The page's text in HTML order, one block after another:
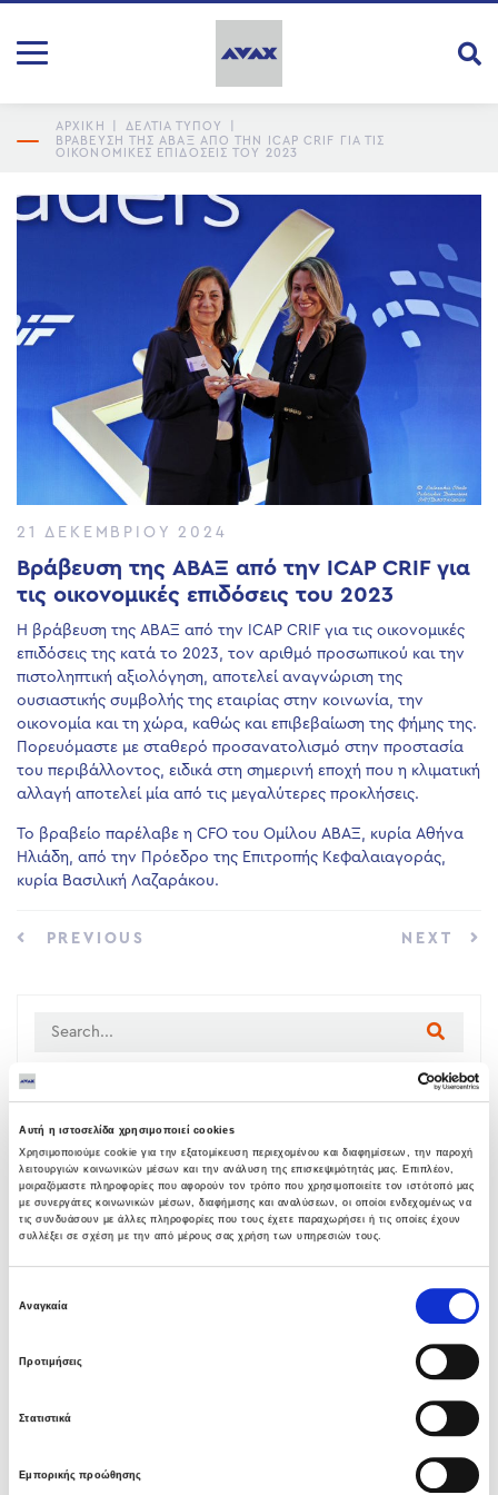
Αυτή η ιστοσελίδα χρησιμοποιεί cookies
Χρησιμοποιούμε cookie για την εξατομίκευση περιεχομένου και διαφημίσεων, την παροχή
λειτουργιών κοινωνικών μέσων και την ανάλυση της επισκεψιμότητάς μας. Επιπλέον,
μοιραζόμαστε πληροφορίες που αφορούν τον τρόπο που χρησιμοποιείτε τον ιστότοπό μας
με συνεργάτες κοινωνικών μέσων, διαφήμισης και αναλύσεων, οι οποίοι ενδεχομένως να
τις συνδυάσουν με άλλες πληροφορίες που τους έχετε παραχωρήσει ή τις οποίες έχουν
συλλέξει σε σχέση με την από μέρους σας χρήση των υπηρεσιών τους.
συγκατάθεσης
Αναγκαία
Προτιμήσεις
Στατιστικά
Εμπορικής προώθησης
ΑΡΧΙΚΗ ΔΕΛΤΙΑ ΤΥΠΟΥ
ΒΡΆΒΕΥΣΗ ΤΗΣ ΑΒΑΞ ΑΠΌ ΤΗΝ ICAP CRIF ΓΙΑ ΤΙΣ
ΟΙΚΟΝΟΜΙΚΈΣ ΕΠΙΔΌΣΕΙΣ ΤΟΥ 2023
21 ΔΕΚΕΜΒΡΊΟΥ 2024
Βράβευση της ΑΒΑΞ από την ICAP CRIF για
τις οικονομικές επιδόσεις του 2023
Η βράβευση της ΑΒΑΞ από την ICAP CRIF για τις οικονομικές
επιδόσεις της κατά το 2023, τον αριθμό προσωπικού και την
πιστοληπτική αξιολόγηση, αποτελεί αναγνώριση της
ουσιαστικής συμβολής της εταιρίας στην κοινωνία, την
οικονομία και τη χώρα, καθώς και επιβεβαίωση της φήμης της.
Πορευόμαστε με σταθερό προσανατολισμό στην προστασία
του περιβάλλοντος, ειδικά στη σημερινή εποχή που η κλιματική
αλλαγή αποτελεί μία από τις μεγαλύτερες προκλήσεις.
Το βραβείο παρέλαβε η CFO του Ομίλου ΑΒΑΞ, κυρία Αθήνα
Ηλιάδη, από την Πρόεδρο της Επιτροπής Κεφαλαιαγοράς,
κυρία Βασιλική Λαζαράκου.
PREVIOUS NEXT
Υπογραφή σύμβασης με Λάρισα
Θερμοηλεκτρική
05 ΑΥΓΟΎΣΤΟΥ 2026
Όμιλος AVAX: Ανάληψη έργου κατασκευής
σταθμού παραγωγής ηλεκτρικής ενέργειας